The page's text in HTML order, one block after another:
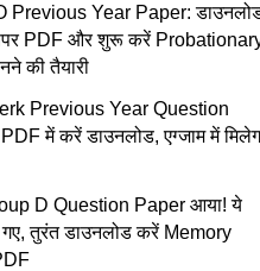
Previous Year Paper:
PDF और शुरू करें
की तैयारी
Previous Year Question
में करें डाउनलोड, एग्जाम में
D Question Paper आया! ये
तुरंत डाउनलोड करें Memory